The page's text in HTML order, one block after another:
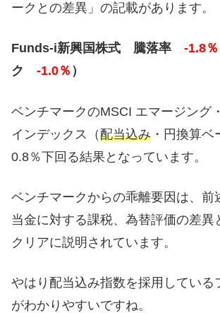
ークとの差異」の記載があります。
Funds-i新興国株式 騰落率 -1.8％
ク -1.0％ ）
ベンチマークのMSCI エマージング
インデックス（配当込み ・円換算
0.8％下回る結果となっています。
ベンチマークからの乖離要因は、前
当金に対する課税、為替評価の差異
クリアに説明されています。
やはり配当込み指数を採用している
がわかりやすいですね。